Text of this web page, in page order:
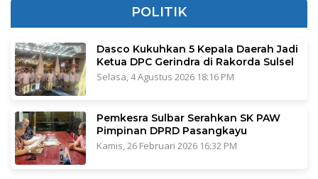
POLITIK
Dasco Kukuhkan 5 Kepala Daerah Jadi
Ketua DPC Gerindra di Rakorda Sulsel
Selasa, 4 Agustus 2026 18:16 PM
Pemkesra Sulbar Serahkan SK PAW
Pimpinan DPRD Pasangkayu
Kamis, 26 Februari 2026 16:32 PM